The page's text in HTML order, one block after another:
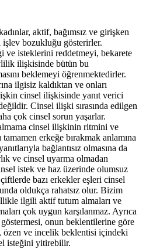
aktif, bağımsız ve girişken
işlev bozukluğu gösterirler.
ve isteklerini reddetmeyi, bekarete
ilişkisinde bütün bu
beklemeyi öğrenmektedirler.
ilgisiz kaldıktan ve onları
cinsel ilişkisinde yanıt verici
Cinsel ilişki sırasında edilgen
çok cinsel sorun yaşarlar.
cinsel ilişkinin ritmini ve
erkeğe bırakmak anlamına
bağlantısız olmasına da
ve cinsel uyarma olmadan
istek ve haz üzerinde olumsuz
bazı erkekler eşleri cinsel
oldukça rahatsız olur. Bizim
ilgili aktif tutum almaları ve
çok uygun karşılanmaz. Ayrıca
onun beklentilerine göre
özen ve incelik beklentisi içindeki
isteğini yitirebilir.